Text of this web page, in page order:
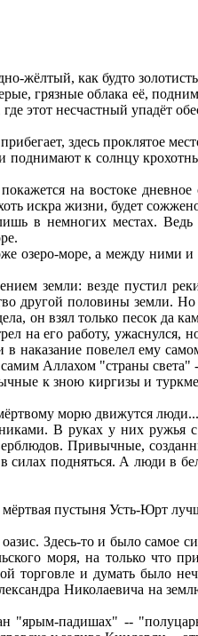
жёлтый, как будто
грязные облака её,
этот несчастный упадёт
здесь проклятое
к солнцу
на востоке
искра жизни, будет
в немногих местах. Ведь
озеро-море, а между ними и
земли: везде пустил
другой половины земли. Но
он взял только песок да
на его работу, ужаснулся,
в наказание повелел ему
Аллахом "страны света"
к зною киргизы и
морю движутся
В руках у них
Привычные,
подняться. А люди в
пустыня Усть-Юрт
Здесь-то и было самое
моря, на только что
и думать было
Николаевича на
"ярым-падишах" --